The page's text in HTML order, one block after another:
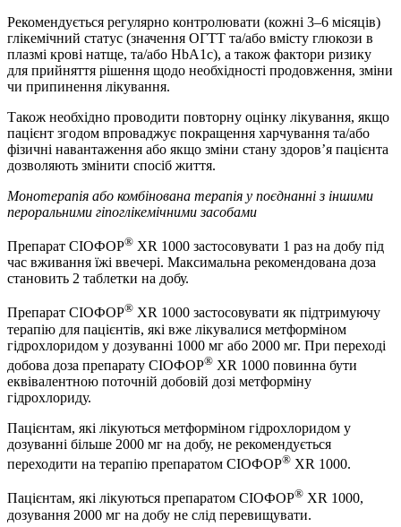
Рекомендується регулярно контролювати (кожні 3–6 місяців)
глікемічний статус (значення ОГТТ та/або вмісту глюкози в
плазмі крові натще, та/або HbA1c), а також фактори ризику
для прийняття рішення щодо необхідності продовження, зміни
чи припинення лікування.
Також необхідно проводити повторну оцінку лікування, якщо
пацієнт згодом впроваджує покращення харчування та/або
фізичні навантаження або якщо зміни стану здоров’я пацієнта
дозволяють змінити спосіб життя.
Монотерапія або комбінована терапія у поєднанні з іншими
пероральними гіпоглікемічними засобами
Препарат СІОФОР® XR 1000 застосовувати 1 раз на добу під
час вживання їжі ввечері. Максимальна рекомендована доза
становить 2 таблетки на добу.
Препарат СІОФОР® XR 1000 застосовувати як підтримуючу
терапію для пацієнтів, які вже лікувалися метформіном
гідрохлоридом у дозуванні 1000 мг або 2000 мг. При переході
добова доза препарату СІОФОР® XR 1000 повинна бути
еквівалентною поточній добовій дозі метформіну
гідрохлориду.
Пацієнтам, які лікуються метформіном гідрохлоридом у
дозуванні більше 2000 мг на добу, не рекомендується
переходити на терапію препаратом СІОФОР® XR 1000.
Пацієнтам, які лікуються препаратом СІОФОР® XR 1000,
дозування 2000 мг на добу не слід перевищувати.